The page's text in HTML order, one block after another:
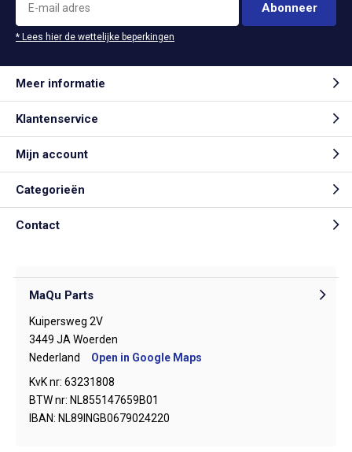
Abonneer
* Lees hier de wettelijke beperkingen
Meer informatie
Klantenservice
Mijn account
Categorieën
Contact
MaQu Parts
Kuipersweg 2V
3449 JA Woerden
Nederland
Open in Google Maps
KvK nr: 63231808
BTW nr: NL855147659B01
IBAN: NL89INGB0679024220